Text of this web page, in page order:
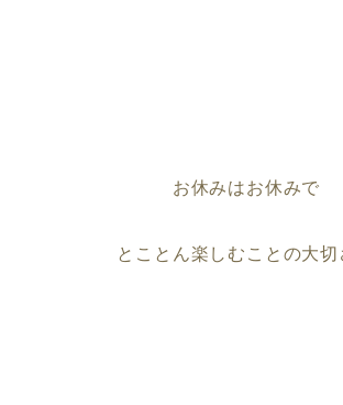
お休みはお休みで
とことん楽しむことの大切